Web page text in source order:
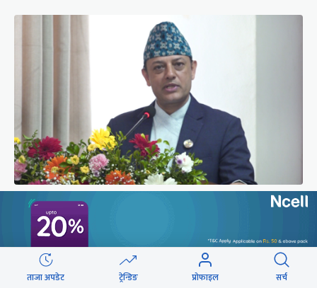
‘संसद्‍मा कालो चस्मा खोल्नू, बैठक चल्दा सेयर कारोबार
नगर्नू’
ताजा अपडेट ट्रेन्डिङ प्रोफाइल सर्च